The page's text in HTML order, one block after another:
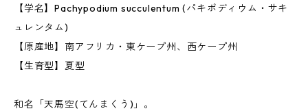
【学名】Pachypodium succulentum (パキポディウム・サキ
ュレンタム)
【原産地】南アフリカ・東ケープ州、西ケープ州
【生育型】夏型
和名「天馬空(てんまくう)」。